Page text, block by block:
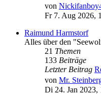
von
Fr 7. Aug 2026,
Raimund Harmstorf
Alles über den
21 Themen
133 Beiträge
Letzter Beitrag
von Mr.
Di 24. Jan 2023,